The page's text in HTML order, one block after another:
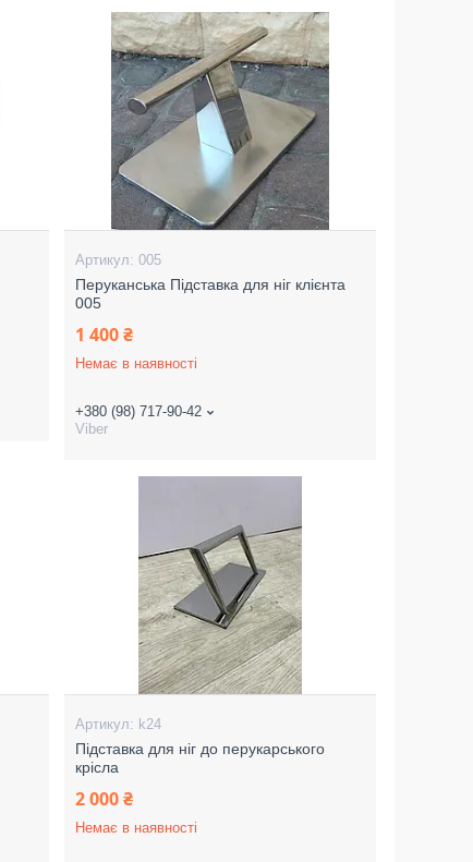
005
Перуканська Підставка для ніг клієнта
005
1 400 ₴
Немає в наявності
+380 (98) 717-90-42
Viber
k24
Підставка для ніг до перукарського
крісла
2 000 ₴
Немає в наявності